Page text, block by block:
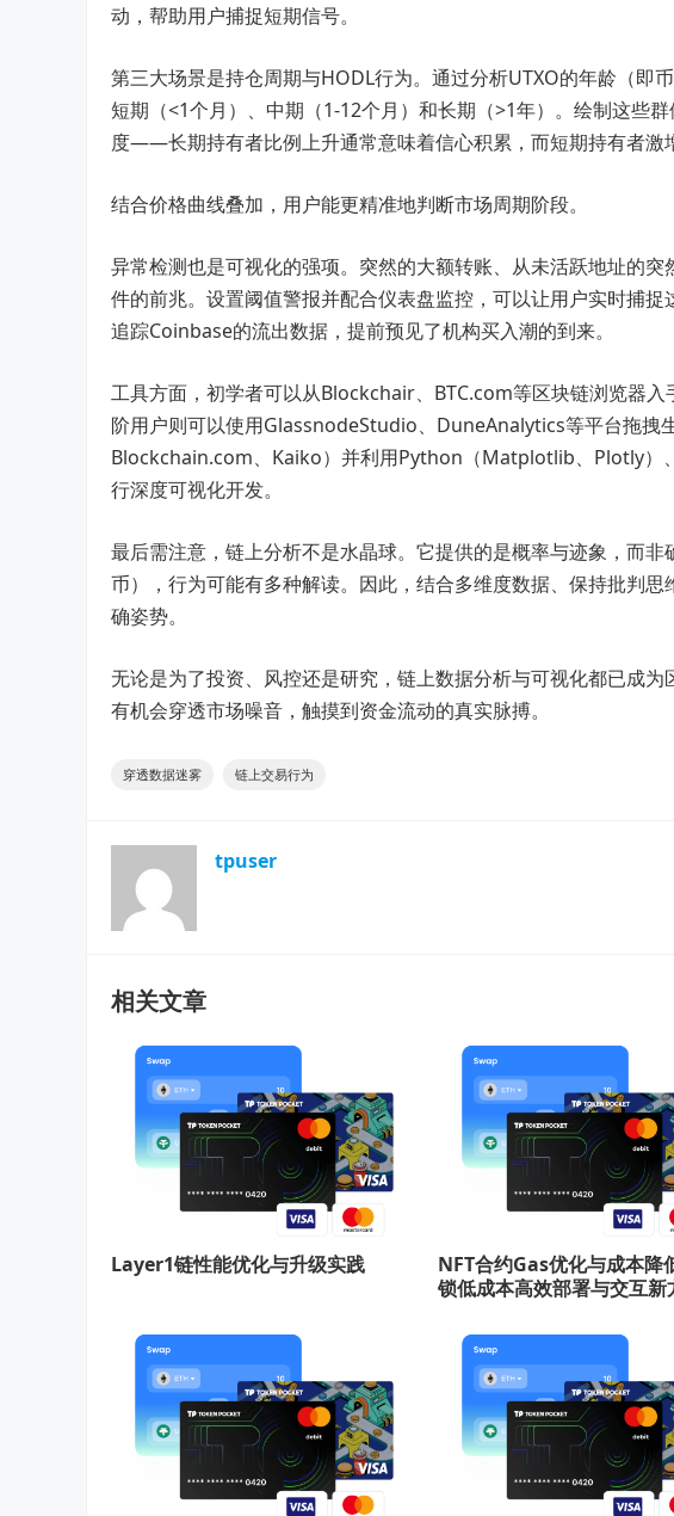
动，帮助用户捕捉短期信号。
第三大场景是持仓周期与HODL行为。通过分析UTXO的年龄（即
短期（<1个月）、中期（1-12个月）和长期（>1年）。绘制这些
度——长期持有者比例上升通常意味着信心积累，而短期持有者激
结合价格曲线叠加，用户能更精准地判断市场周期阶段。
异常检测也是可视化的强项。突然的大额转账、从未活跃地址的
件的前兆。设置阈值警报并配合仪表盘监控，可以让用户实时捕
追踪Coinbase的流出数据，提前预见了机构买入潮的到来。
工具方面，初学者可以从Blockchair、BTC.com等区块链浏览器
阶用户则可以使用GlassnodeStudio、DuneAnalytics等平台拖拽
Blockchain.com、Kaiko）并利用Python（Matplotlib、Plotly）
行深度可视化开发。
最后需注意，链上分析不是水晶球。它提供的是概率与迹象，而
币），行为可能有多种解读。因此，结合多维度数据、保持批判
确姿势。
无论是为了投资、风控还是研究，链上数据分析与可视化都已成
有机会穿透市场噪音，触摸到资金流动的真实脉搏。
穿透数据迷雾 链上交易行为
tpuser
相关文章
Layer1链性能优化与升级实践
NFT合约Gas优化与成本降
锁低成本高效部署与交互新